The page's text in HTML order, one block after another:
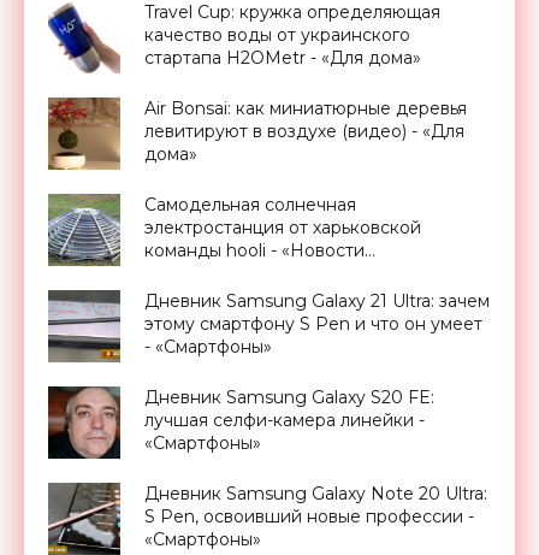
Travel Cup: кружка определяющая
качество воды от украинского
стартапа H2OMetr - «Для дома»
Air Bonsai: как миниатюрные деревья
левитируют в воздухе (видео) - «Для
дома»
Самодельная солнечная
электростанция от харьковской
команды hooli - «Новости
Дневник Samsung Galaxy 21 Ultra: зачем
этому смартфону S Pen и что он умеет
- «Смартфоны»
Дневник Samsung Galaxy S20 FE:
лучшая селфи-камера линейки -
«Смартфоны»
Дневник Samsung Galaxy Note 20 Ultra:
S Pen, освоивший новые профессии -
«Смартфоны»